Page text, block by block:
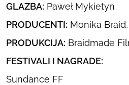
GLAZBA: Paweł Mykietyn
PRODUCENTI: Monika
PRODUKCIJA: Braidmade
FESTIVALI I NAGRADE:
Sundance FF